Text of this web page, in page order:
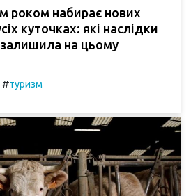
роком набирає нових
куточках: які наслідки
залишила на цьому
#туризм